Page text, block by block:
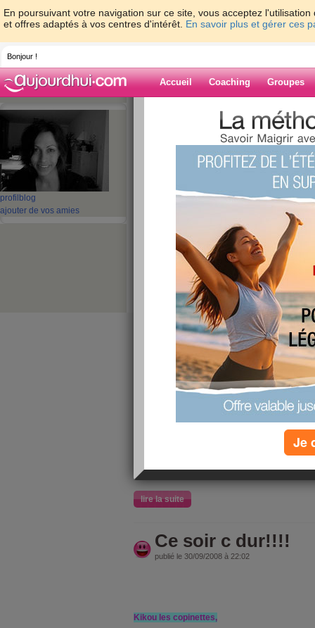
En poursuivant votre navigation sur ce site, vous acceptez
et offres adaptés à vos centres d'intérêt. En savoir plus et gérer ces
Bonjour !
Accueil Coaching Groupes
profil blog
ajouter de vos amies
>
Blog de EMA29
21 - 30 31 - 38
‹ Préc. 21 22 23 24 25
Plus que 2 nuits
publié le 02/10/2008 à 15:54
Kikou les nénettes!!!!
Comment allez vous, moi ça va à peu près!!!
Comme convenu hier je n'ai pas eu le
piscine pour ma grande, elle sera en
j'étais un peu trop tard pour l'inscrire, elle
maintenant et l'après midi je suis allée chez
pendant que mon chéri et la grande étaient
faire les courses, comme ça on était
matin!!!!
lire la suite
Ce soir c dur!!!!
publié le 30/09/2008 à 22:02
Kikou les copinettes,
Je